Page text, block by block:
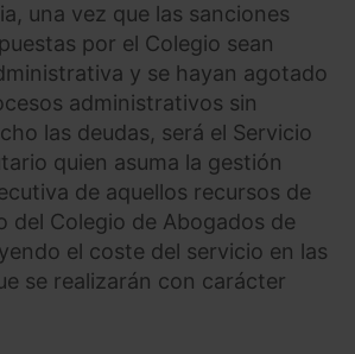
una vez que las sanciones
por el Colegio sean
y se hayan agotado
administrativos sin
las deudas, será el Servicio
quien asuma la gestión
de aquellos recursos de
del Colegio de Abogados de
el coste del servicio en las
se realizarán con carácter